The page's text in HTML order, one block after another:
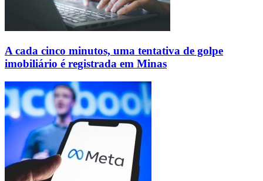
A cada cinco minutos, uma tentativa de golpe
imobiliário é registrada em Minas